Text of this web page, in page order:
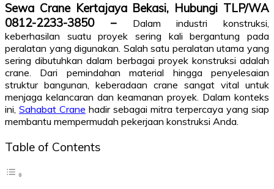
Sewa Crane Kertajaya Bekasi, Hubungi TLP/WA
0812-2233-3850 –
Dalam industri konstruksi,
keberhasilan suatu proyek sering kali bergantung pada
peralatan yang digunakan. Salah satu peralatan utama yang
sering dibutuhkan dalam berbagai proyek konstruksi adalah
crane. Dari pemindahan material hingga penyelesaian
struktur bangunan, keberadaan crane sangat vital untuk
menjaga kelancaran dan keamanan proyek. Dalam konteks
ini, Sahabat Crane hadir sebagai mitra terpercaya yang siap
membantu mempermudah pekerjaan konstruksi Anda.
Table of Contents